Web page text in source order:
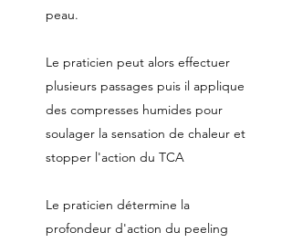
peau.
Le praticien peut alors effectuer
plusieurs passages puis il applique
des compresses humides pour
soulager la sensation de chaleur et
stopper l'action du TCA
Le praticien détermine la
profondeur d'action du peeling